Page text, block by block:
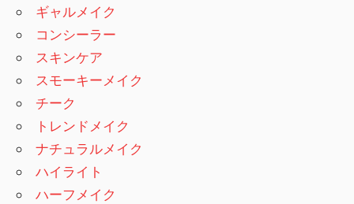
ギャルメイク
コンシーラー
スキンケア
スモーキーメイク
チーク
トレンドメイク
ナチュラルメイク
ハイライト
ハーフメイク